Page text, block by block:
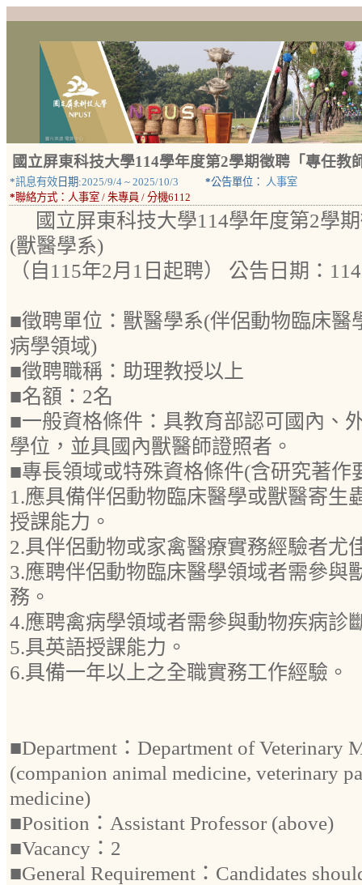
國立屏東科技大學114學年度第2學期徵聘「專任教
*訊息有效 日期:2025/9/4 ~ 2025/10/3 *公告單位： 人事室
*聯絡方式： 人事室 / 朱專員 / 分機6112
國立屏東科技大學114學年度第2學
(獸醫學系)
（自115年2月1日起聘） 公告日期：
■徵聘單位：獸醫學系(伴侶動物臨床醫
病學領域)
■徵聘職稱：助理教授以上
■名額：2名
■一般資格條件：具教育部認可國內、
學位，並具國內獸醫師證照者。
■專長領域或特殊資格條件(含研究著作
1.應具備伴侶動物臨床醫學或獸醫寄生
授課能力。
2.具伴侶動物或家禽醫療實務經驗者尤
3.應聘伴侶動物臨床醫學領域者需參與
務。
4.應聘禽病學領域者需參與動物疾病診
5.具英語授課能力。
6.具備一年以上之全職實務工作經驗。
■Department：Department of Veterinary
(companion animal medicine, veterinary
medicine)
■Position：Assistant Professor (above)
■Vacancy：2
■General Requirement：Candidates